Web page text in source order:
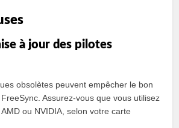
à jour des pilotes
obsolètes peuvent empêcher le bon
Assurez-vous que vous utilisez
ou NVIDIA, selon votre carte